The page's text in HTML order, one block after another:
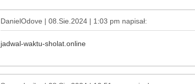
DanielOdove | 08.Sie.2024 | 1:03 pm napisał:
jadwal-waktu-sholat.online